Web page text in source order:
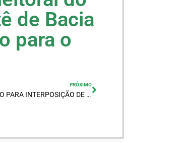
de Bacia
para o
PRÓXIMO
ANEXO V – FORMULÁRIO PARA INTERPOSIÇÃO DE IMPUGNAÇÃO E RECURSO